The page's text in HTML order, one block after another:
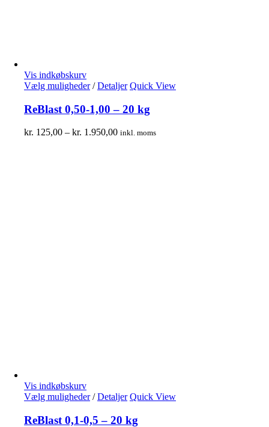
Vis indkøbskurv
Vælg muligheder/ Detaljer Quick View
ReBlast 0,50-1,00 – 20 kg
kr. 125,00 – kr. 1.950,00 inkl. moms
Vis indkøbskurv
Vælg muligheder/ Detaljer Quick View
ReBlast 0,1-0,5 – 20 kg